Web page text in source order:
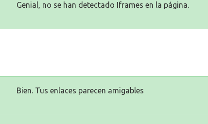
Genial, no se han detectado Iframes en la página.
Bien. Tus enlaces parecen amigables